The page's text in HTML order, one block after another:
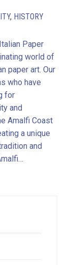
, HISTORY
Paper
world of
paper art. Our
who have
for
and
Amalfi Coast
a unique
and